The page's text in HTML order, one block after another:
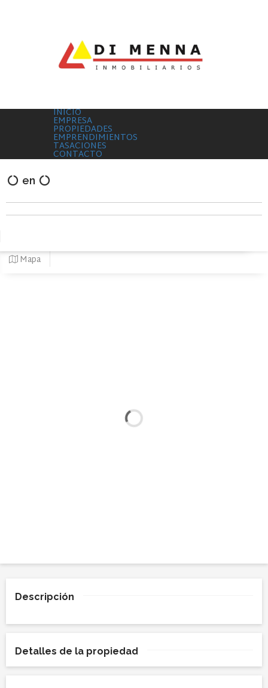
INICIO
EMPRESA
PROPIEDADES
EMPRENDIMIENTOS
TASACIONES
CONTACTO
en
Mapa
Descripción
Detalles de la propiedad